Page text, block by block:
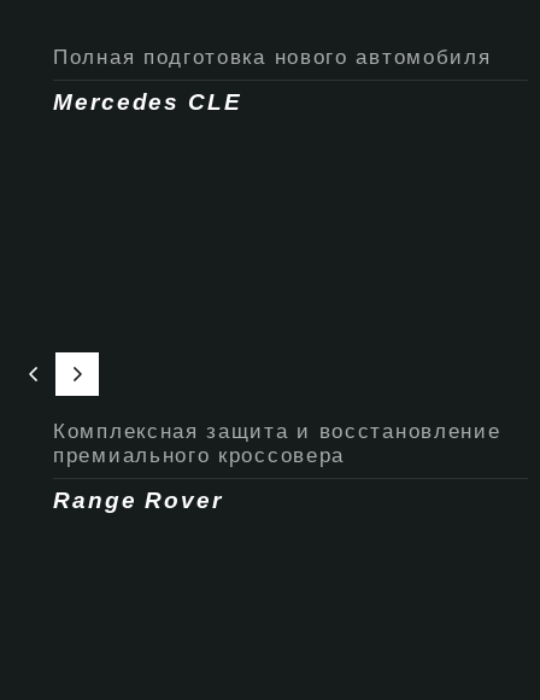
Полная подготовка нового автомобиля
Mercedes CLE
Комплексная защита и восстановление
премиального кроссовера
Range Rover